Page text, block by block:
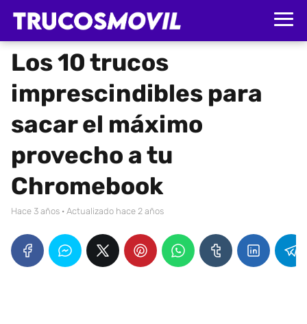
Los 10 trucos
imprescindibles para
sacar el máximo
provecho a tu
Chromebook
hace 3 años · Actualizado hace 2 años